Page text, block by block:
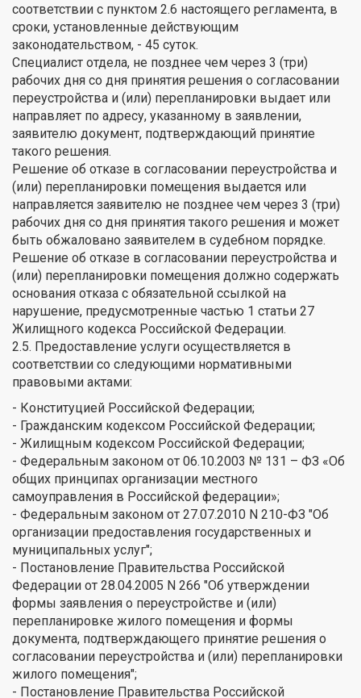
соответствии с пунктом 2.6 настоящего регламента, в
сроки, установленные действующим
законодательством, - 45 суток.
Специалист отдела, не позднее чем через 3 (три)
рабочих дня со дня принятия решения о согласовании
переустройства и (или) перепланировки выдает или
направляет по адресу, указанному в заявлении,
заявителю документ, подтверждающий принятие
такого решения.
Решение об отказе в согласовании переустройства и
(или) перепланировки помещения выдается или
направляется заявителю не позднее чем через 3 (три)
рабочих дня со дня принятия такого решения и может
быть обжаловано заявителем в судебном порядке.
Решение об отказе в согласовании переустройства и
(или) перепланировки помещения должно содержать
основания отказа с обязательной ссылкой на
нарушение, предусмотренные частью 1 статьи 27
Жилищного кодекса Российской Федерации.
2.5. Предоставление услуги осуществляется в
соответствии со следующими нормативными
правовыми актами:
- Конституцией Российской Федерации;
- Гражданским кодексом Российской Федерации;
- Жилищным кодексом Российской Федерации;
- Федеральным законом от 06.10.2003 № 131 – ФЗ «Об
общих принципах организации местного
самоуправления в Российской федерации»;
- Федеральным законом от 27.07.2010 N 210-ФЗ "Об
организации предоставления государственных и
муниципальных услуг";
- Постановление Правительства Российской
Федерации от 28.04.2005 N 266 "Об утверждении
формы заявления о переустройстве и (или)
перепланировке жилого помещения и формы
документа, подтверждающего принятие решения о
согласовании переустройства и (или) перепланировки
жилого помещения";
- Постановление Правительства Российской